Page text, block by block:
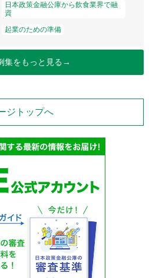
日本政策金融公庫から飲食業界で融
資
起業のための準備
集をもっと見る→
ジトップへ